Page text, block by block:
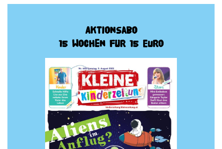
Aktionsabo
15 Wochen für 15 Euro